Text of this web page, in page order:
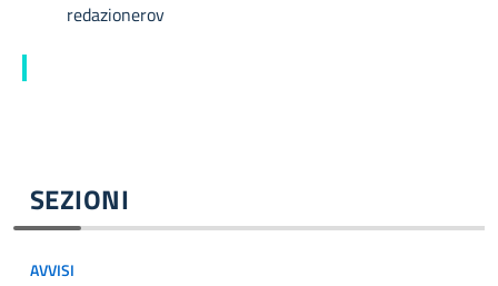
SEZIONI
AVVISI
redazionerov